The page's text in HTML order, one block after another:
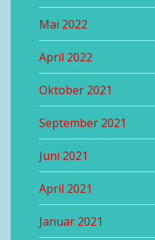
Mai 2022
April 2022
Oktober 2021
September 2021
Juni 2021
April 2021
Januar 2021